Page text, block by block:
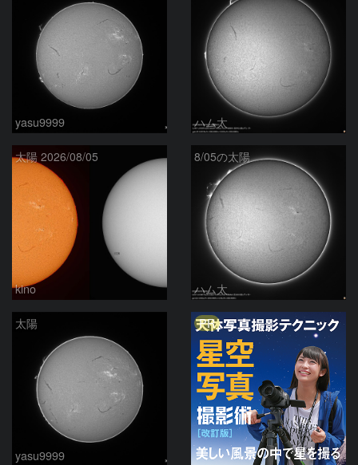
yasu9999 ハム太
太陽 2026/08/05
kino
8/05の太陽
ハム太
太陽
yasu9999
PR